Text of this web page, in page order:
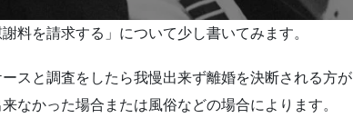
料を請求する」について少し書いてみます。
スと調査をしたら我慢出来ず離婚を決断される方が
なかった場合または風俗などの場合によります。